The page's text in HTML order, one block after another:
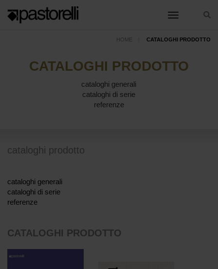
toggle
toggle
HOME CATALOGHI PRODOTTO
CATALOGHI PRODOTTO
cataloghi generali
cataloghi di serie
referenze
cataloghi prodotto
cataloghi generali
cataloghi di serie
referenze
CATALOGHI PRODOTTO